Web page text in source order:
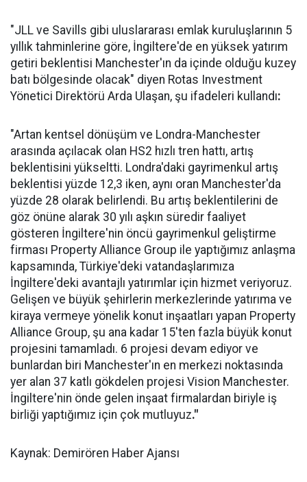
"JLL ve Savills gibi uluslararası emlak kuruluşlarının 5
yıllık tahminlerine göre, İngiltere'de en yüksek yatırım
getiri beklentisi Manchester'ın da içinde olduğu kuzey
batı bölgesinde olacak" diyen Rotas Investment
Yönetici Direktörü Arda Ulaşan, şu ifadeleri kullandı:
"Artan kentsel dönüşüm ve Londra-Manchester
arasında açılacak olan HS2 hızlı tren hattı, artış
beklentisini yükseltti. Londra'daki gayrimenkul artış
beklentisi yüzde 12,3 iken, aynı oran Manchester'da
yüzde 28 olarak belirlendi. Bu artış beklentilerini de
göz önüne alarak 30 yılı aşkın süredir faaliyet
gösteren İngiltere'nin öncü gayrimenkul geliştirme
firması Property Alliance Group ile yaptığımız anlaşma
kapsamında, Türkiye'deki vatandaşlarımıza
İngiltere'deki avantajlı yatırımlar için hizmet veriyoruz.
Gelişen ve büyük şehirlerin merkezlerinde yatırıma ve
kiraya vermeye yönelik konut inşaatları yapan Property
Alliance Group, şu ana kadar 15'ten fazla büyük konut
projesini tamamladı. 6 projesi devam ediyor ve
bunlardan biri Manchester'ın en merkezi noktasında
yer alan 37 katlı gökdelen projesi Vision Manchester.
İngiltere'nin önde gelen inşaat firmalardan biriyle iş
birliği yaptığımız için çok mutluyuz."
Kaynak: Demirören Haber Ajansı